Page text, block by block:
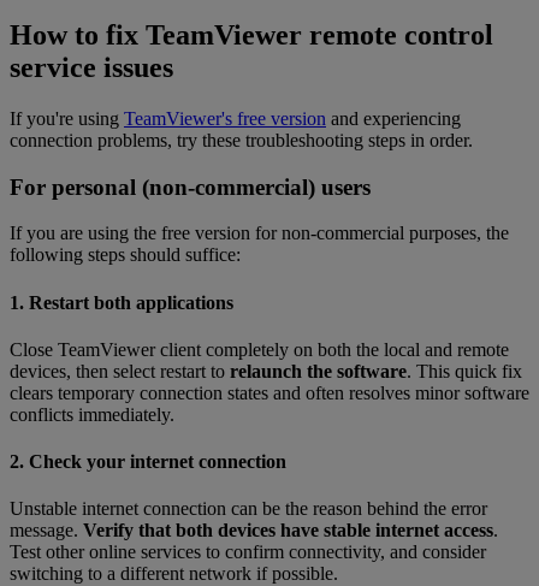
How to fix TeamViewer remote control
service issues
If you're using TeamViewer's free version and experiencing
connection problems, try these troubleshooting steps in order.
For personal (non-commercial) users
If you are using the free version for non-commercial purposes, the
following steps should suffice:
1. Restart both applications
Close TeamViewer client completely on both the local and remote
devices, then select restart to relaunch the software. This quick fix
clears temporary connection states and often resolves minor software
conflicts immediately.
2. Check your internet connection
Unstable internet connection can be the reason behind the error
message. Verify that both devices have stable internet access.
Test other online services to confirm connectivity, and consider
switching to a different network if possible.